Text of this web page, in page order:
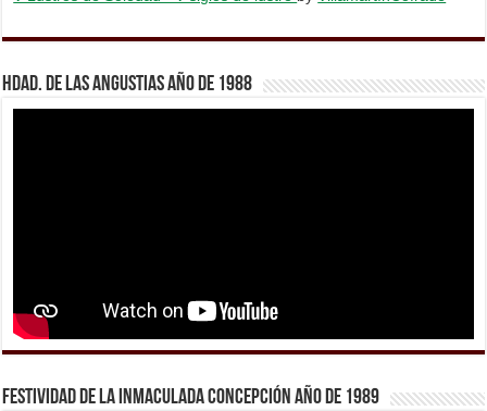
Hdad. de Las Angustias año de 1988
Festividad de la Inmaculada Concepción año de 1989